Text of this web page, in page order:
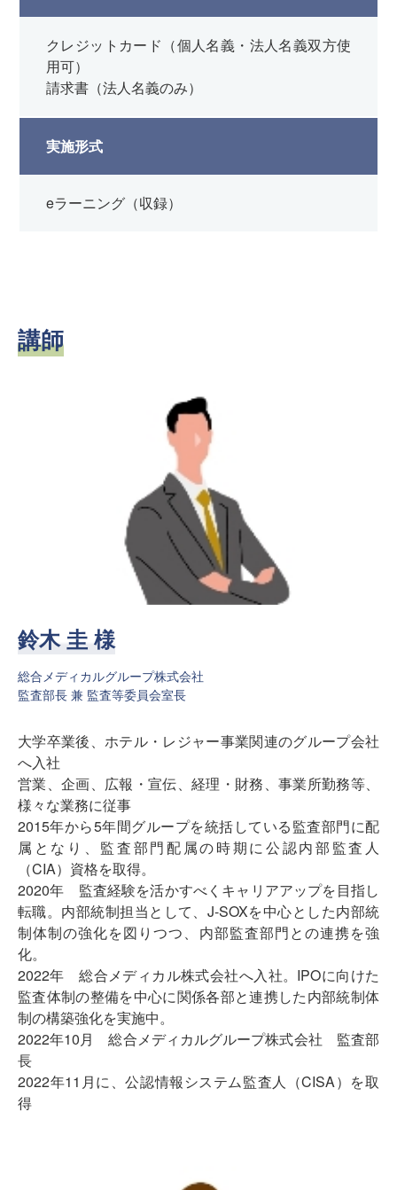
クレジットカード（個人名義・法人名義双方使
用可）
請求書（法人名義のみ）
実施形式
eラーニング（収録）
講師
鈴木 圭 様
総合メディカルグループ株式会社
監査部長 兼 監査等委員会室長
大学卒業後、ホテル・レジャー事業関連のグループ会社
へ入社
営業、企画、広報・宣伝、経理・財務、事業所勤務等、
様々な業務に従事
2015年から5年間グループを統括している監査部門に配
属となり、監査部門配属の時期に公認内部監査人
（CIA）資格を取得。
2020年 監査経験を活かすべくキャリアアップを目指し
転職。内部統制担当として、J-SOXを中心とした内部統
制体制の強化を図りつつ、内部監査部門との連携を強
化。
2022年 総合メディカル株式会社へ入社。IPOに向けた
監査体制の整備を中心に関係各部と連携した内部統制体
制の構築強化を実施中。
2022年10月 総合メディカルグループ株式会社 監査部
長
2022年11月に、公認情報システム監査人（CISA）を取
得